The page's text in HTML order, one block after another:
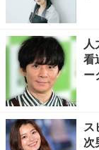
人
看
ー
ス
次